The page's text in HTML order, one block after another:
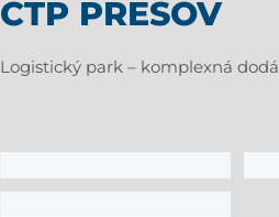
CTP PREŠOV
Logistický park – komplexná